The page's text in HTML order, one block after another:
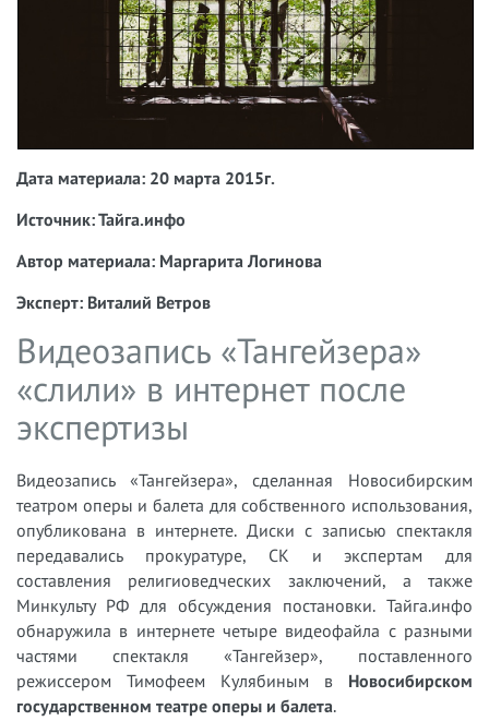
Дата материала: 20 марта 2015г.
Источник: Тайга.инфо
Автор материала: Маргарита Логинова
Эксперт: Виталий Ветров
Видеозапись «Тангейзера»
«слили» в интернет после
экспертизы
Видеозапись «Тангейзера», сделанная Новосибирским
театром оперы и балета для собственного использования,
опубликована в интернете. Диски с записью спектакля
передавались прокуратуре, СК и экспертам для
составления религиоведческих заключений, а также
Минкульту РФ для обсуждения постановки. Тайга.инфо
обнаружила в интернете четыре видеофайла с разными
частями спектакля «Тангейзер», поставленного
режиссером Тимофеем Кулябиным в Новосибирском
государственном театре оперы и балета.